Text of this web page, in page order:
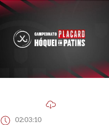
02:03:10